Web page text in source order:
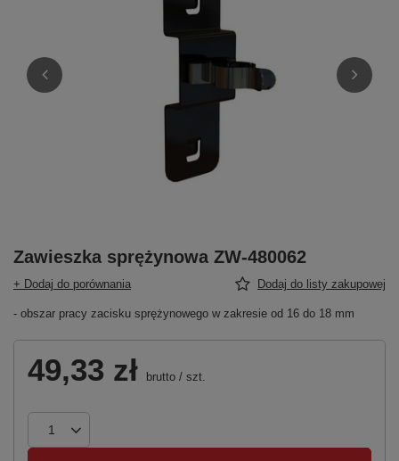
Zawieszka sprężynowa ZW-480062
+ Dodaj do porównania Dodaj do listy zakupowej
- obszar pracy zacisku sprężynowego w zakresie od 16 do 18 mm
49,33 zł brutto / szt.